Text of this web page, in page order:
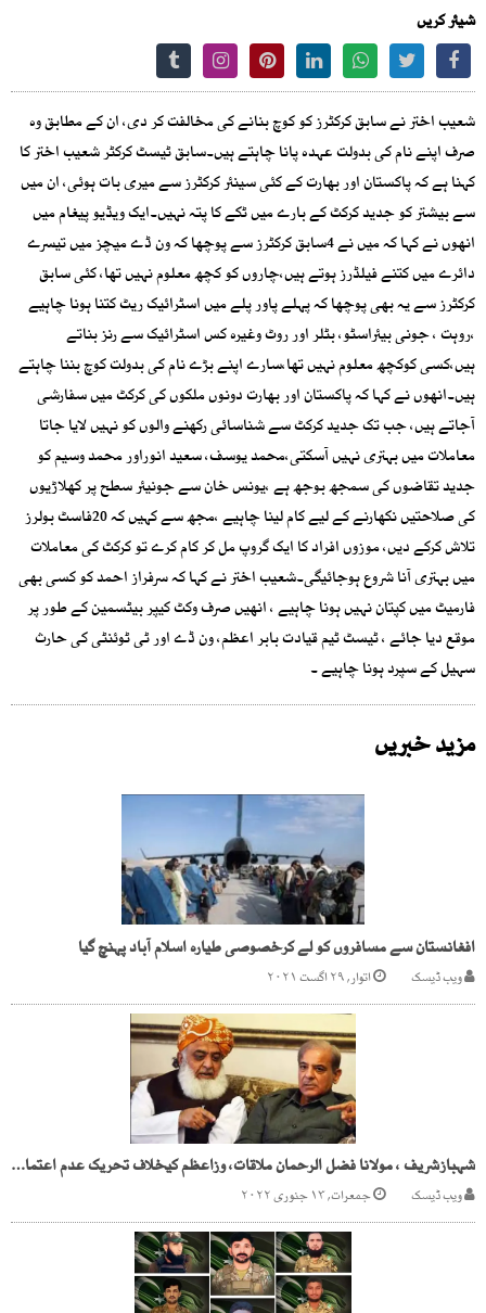
شیئر کریں
شعیب اختر نے سابق کرکٹرز کو کوچ بنانے کی مخالفت کر دی، ان کے مطابق وہ
صرف اپنے نام کی بدولت عہدہ پانا چاہتے ہیں۔سابق ٹیسٹ کرکٹر شعیب اختر کا
کہنا ہے کہ پاکستان اور بھارت کے کئی سینئر کرکٹرز سے میری بات ہوئی، ان میں
سے بیشتر کو جدید کرکٹ کے بارے میں ٹکے کا پتہ نہیں۔ایک ویڈیو پیغام میں
انھوں نے کہا کہ میں نے 4سابق کرکٹرز سے پوچھا کہ ون ڈے میچز میں تیسرے
دائرے میں کتنے فیلڈرز ہوتے ہیں،چاروں کو کچھ معلوم نہیں تھا، کئی سابق
کرکٹرز سے یہ بھی پوچھا کہ پہلے پاور پلے میں اسٹرائیک ریٹ کتنا ہونا چاہیے
،روہت ، جونی بیئراسٹو، بٹلر اور روٹ وغیرہ کس اسٹرائیک سے رنز بناتے
ہیں،کسی کوکچھ معلوم نہیں تھا،سارے اپنے بڑے نام کی بدولت کوچ بننا چاہتے
ہیں۔انھوں نے کہا کہ پاکستان اور بھارت دونوں ملکوں کی کرکٹ میں سفارشی
آجاتے ہیں، جب تک جدید کرکٹ سے شناسائی رکھنے والوں کو نہیں لایا جاتا
معاملات میں بہتری نہیں آسکتی،محمد یوسف، سعید انوراور محمد وسیم کو
جدید تقاضوں کی سمجھ بوجھ ہے ،یونس خان سے جونیئر سطح پر کھلاڑیوں
کی صلاحتیں نکھارنے کے لیے کام لینا چاہیے ،مجھ سے کہیں کہ 20فاسٹ بولرز
تلاش کرکے دیں، موزوں افراد کا ایک گروپ مل کر کام کرے تو کرکٹ کی معاملات
میں بہتری آنا شروع ہوجائیگی۔شعیب اختر نے کہا کہ سرفراز احمد کو کسی بھی
فارمیٹ میں کپتان نہیں ہونا چاہیے ، انھیں صرف وکٹ کیپر بیٹسمین کے طور پر
موقع دیا جائے ، ٹیسٹ ٹیم قیادت بابر اعظم، ون ڈے اور ٹی ٹوئنٹی کی حارث
سہیل کے سپرد ہونا چاہیے ۔
مزید خبریں
افغانستان سے مسافروں کو لے کرخصوصی طیارہ اسلام آباد پہنچ گیا
ویب ڈیسک اتوار, ۲۹ اگست ۲۰۲۱
شہبازشریف ، مولانا فضل الرحمان ملاقات، وزاعظم کیخلاف تحریک عدم اعتمادپرمشاورت
ویب ڈیسک جمعرات, ۱۳ جنوری ۲۰۲۲